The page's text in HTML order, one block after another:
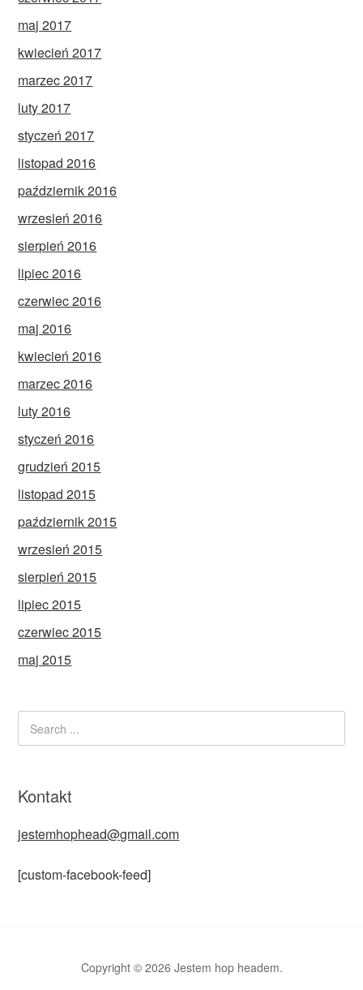
maj 2017
kwiecień 2017
marzec 2017
luty 2017
styczeń 2017
listopad 2016
październik 2016
wrzesień 2016
sierpień 2016
lipiec 2016
czerwiec 2016
maj 2016
kwiecień 2016
marzec 2016
luty 2016
styczeń 2016
grudzień 2015
listopad 2015
październik 2015
wrzesień 2015
sierpień 2015
lipiec 2015
czerwiec 2015
maj 2015
Kontakt
jestemhophead@gmail.com
[custom-facebook-feed]
Copyright © 2026 Jestem hop headem.